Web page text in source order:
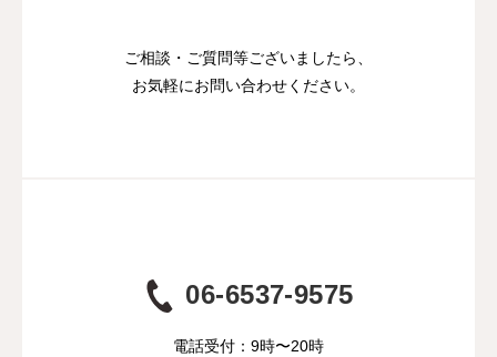
ご相談・ご質問等ございましたら、
お気軽にお問い合わせください。
06-6537-9575
電話受付：9時〜20時